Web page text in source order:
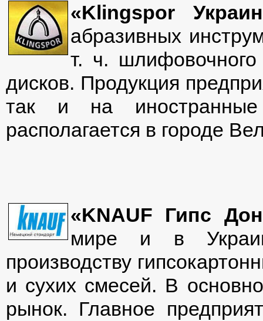
«Klingspor
абразивных
т. ч.
дисков. Продукция
так и на иностранные
располагается в городе
«KNAUF Гипс
мире и в
производству
и сухих смесей. В
рынок. Главное